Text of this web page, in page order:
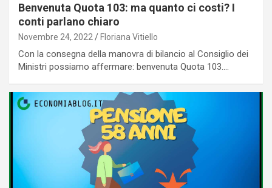
Benvenuta Quota 103: ma quanto ci costi? I
conti parlano chiaro
Novembre 24, 2022 Floriana Vitiello
Con la consegna della manovra di bilancio al Consiglio dei
Ministri possiamo affermare: benvenuta Quota 103.…